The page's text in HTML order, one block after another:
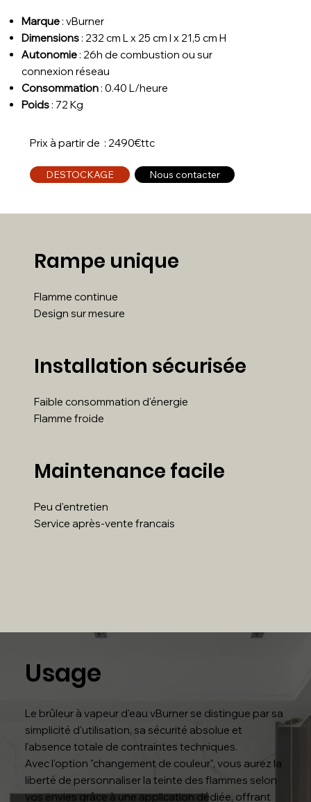
Marque :vBurner
Dimensions : 232 cm L x 25 cm l x 21,5 cm H
Autonomie : 26h de combustion ou sur
connexion réseau
Consommation :0.40 L/heure
Poids : 72 Kg
Prix à partir de : 2490€ttc
DESTOCKAGE Nous contacter
Rampe unique
Flamme continue
Design sur mesure
Installation sécurisée
Faible consommation d'énergie
Flamme froide
Maintenance facile
Peu d'entretien
Service après-vente francais
Usage
Le brûleur à vapeur d'eau vBurner se distingue par sa
simplicité d'utilisation, sa sécurité absolue et
l'absence totale de contraintes techniques.
Avec l'option "changement de couleur", vous aurez la
liberté de personnaliser la teinte des flammes selon
vos envies grâce à une application dédiée, offrant